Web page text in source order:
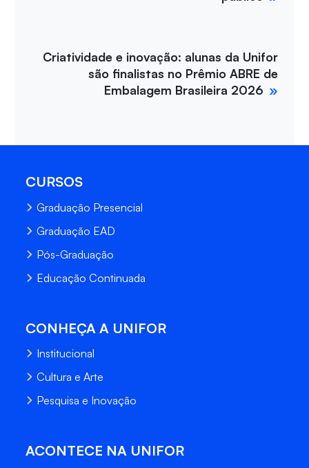
Criatividade e inovação: alunas da Unifor
são finalistas no Prêmio ABRE de
Embalagem Brasileira 2026
CURSOS
Graduação Presencial
Graduação EAD
Pós-Graduação
Educação Continuada
CONHEÇA A UNIFOR
Institucional
Cultura e Arte
Pesquisa e Inovação
ACONTECE NA UNIFOR